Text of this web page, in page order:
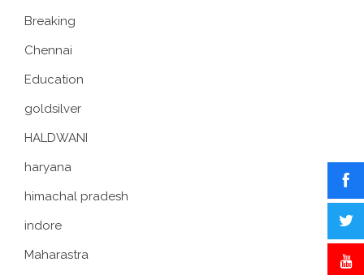
Breaking
Chennai
Education
goldsilver
HALDWANI
haryana
himachal pradesh
indore
Maharastra